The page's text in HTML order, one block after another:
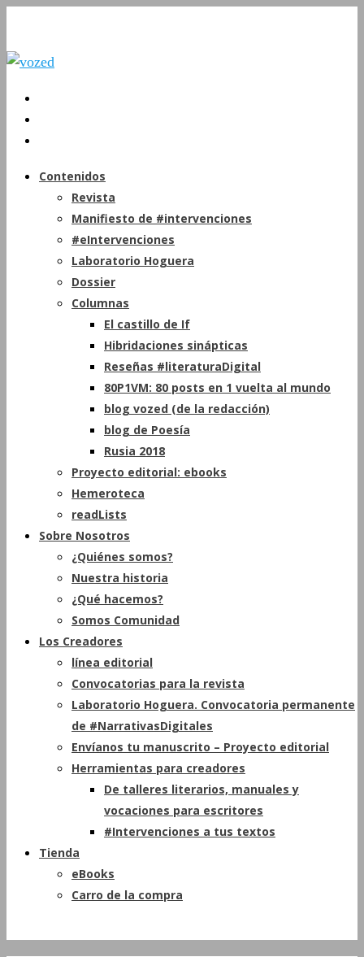
Contenidos
Revista
Manifiesto de #intervenciones
#eIntervenciones
Laboratorio Hoguera
Dossier
Columnas
El castillo de If
Hibridaciones sinápticas
Reseñas #literaturaDigital
80P1VM: 80 posts en 1 vuelta al mundo
blog vozed (de la redacción)
blog de Poesía
Rusia 2018
Proyecto editorial: ebooks
Hemeroteca
readLists
Sobre Nosotros
¿Quiénes somos?
Nuestra historia
¿Qué hacemos?
Somos Comunidad
Los Creadores
línea editorial
Convocatorias para la revista
Laboratorio Hoguera. Convocatoria permanente
de #NarrativasDigitales
Envíanos tu manuscrito – Proyecto editorial
Herramientas para creadores
De talleres literarios, manuales y
vocaciones para escritores
#Intervenciones a tus textos
Tienda
eBooks
Carro de la compra